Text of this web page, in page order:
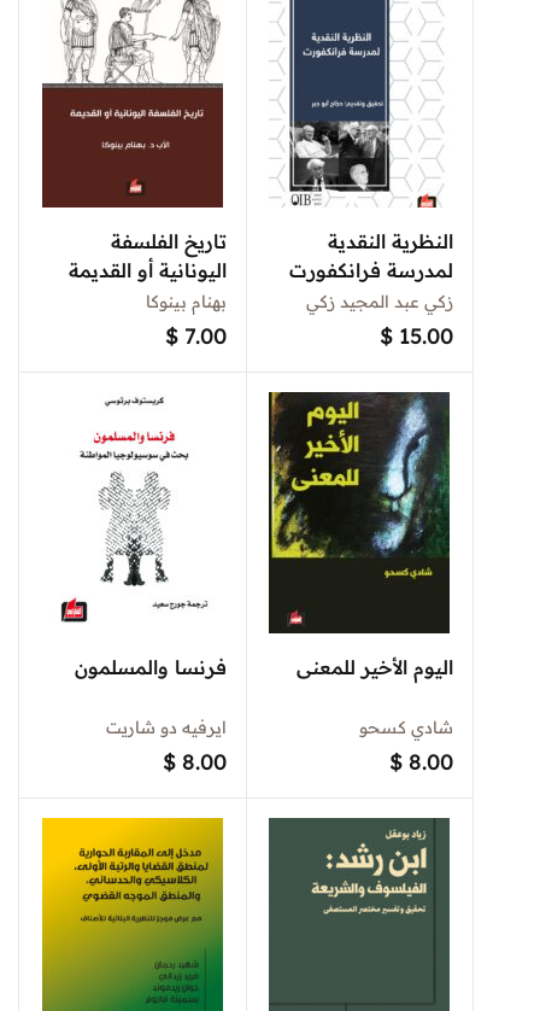
النظرية النقدية
لمدرسة فرانكفورت
زكي عبد المجيد زكي
$ 15.00
تاريخ الفلسفة
اليونانية أو القديمة
بهنام بينوكا
$7.00
اليوم الأخير للمعنى
شادي كسحو
$ 8.00
فرنسا والمسلمون
ايرفيه دو شاريت
$8.00